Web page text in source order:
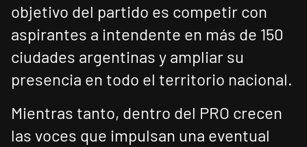
objetivo del partido es competir con
aspirantes a intendente en más de 150
ciudades argentinas y ampliar su
presencia en todo el territorio nacional.
Mientras tanto, dentro del PRO crecen
las voces que impulsan una eventual